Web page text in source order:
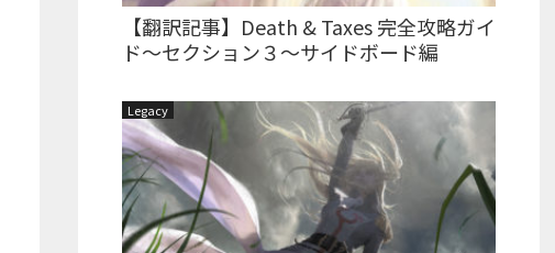
【翻訳記事】Death & Taxes 完全攻略ガイ
ド～セクション３～サイドボード編
Legacy